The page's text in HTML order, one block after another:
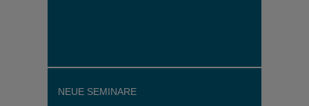
NEUE SEMINARE